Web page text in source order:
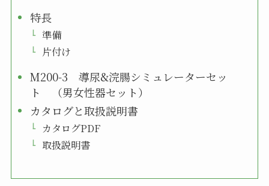
特長
準備
片付け
M200-3 導尿&浣腸シミュレーターセッ
ト （男女性器セット）
カタログと取扱説明書
カタログPDF
取扱説明書